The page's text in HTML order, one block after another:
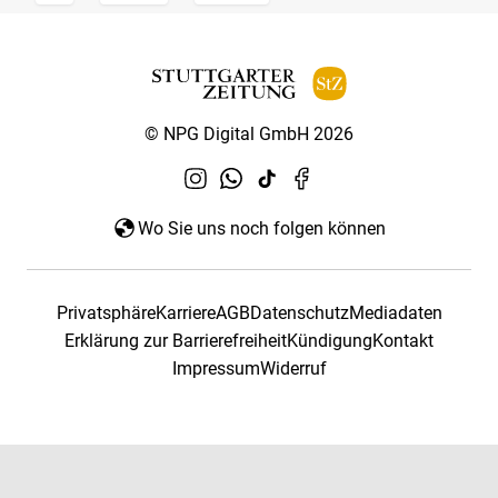
© NPG Digital GmbH 2026
Wo Sie uns noch folgen können
PrivatsphäreKarriereAGBDatenschutzMediadaten
Erklärung zur BarrierefreiheitKündigungKontakt
ImpressumWiderruf